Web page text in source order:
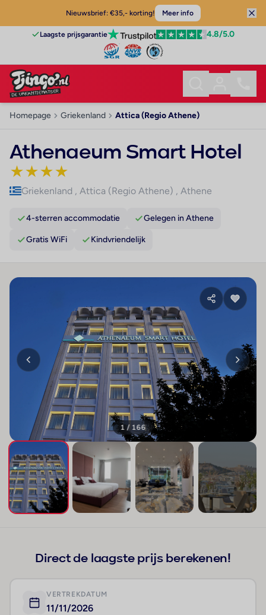
Nieuwsbrief: €35,- korting! Meer info
Laagste prijsgarantie 4.8/5.0
Homepage Griekenland Attica (Regio Athene)
Athenaeum Smart Hotel
★★★★
Griekenland , Attica (Regio Athene) , Athene
4-sterren accommodatie Gelegen in Athene
Gratis WiFi Kindvriendelijk
1 / 166
Direct de laagste prijs berekenen!
VERTREKDATUM
11/11/2026